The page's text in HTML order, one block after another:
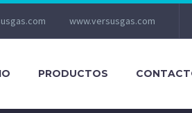
www.versusgas.com
PRODUCTOS